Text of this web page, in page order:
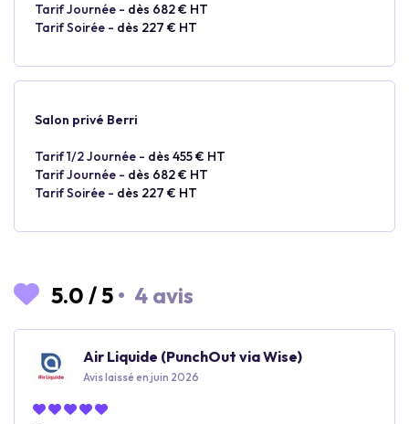
Tarif Journée - dès 682 € HT
Tarif Soirée - dès 227 € HT
Salon privé Berri
Tarif 1/2 Journée - dès 455 € HT
Tarif Journée - dès 682 € HT
Tarif Soirée - dès 227 € HT
5.0 /5 • 4 avis
Air Liquide (PunchOut via Wise)
Avis laissé en juin 2026